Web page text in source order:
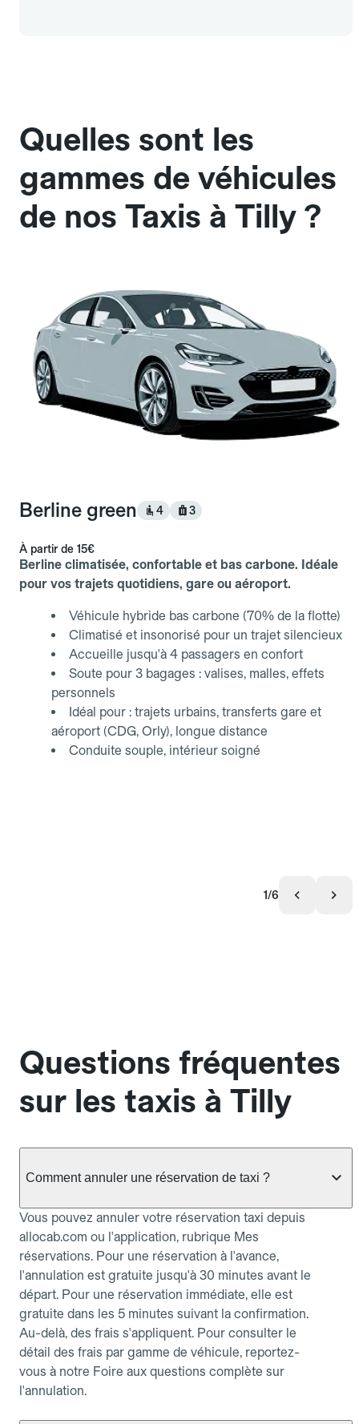
Quelles sont les
gammes de véhicules
de nos Taxis à Tilly ?
Berline green 4 3
À partir de 15€
Berline climatisée, confortable et bas carbone. Idéale
pour vos trajets quotidiens, gare ou aéroport.
Véhicule hybride bas carbone (70% de la flotte)
Climatisé et insonorisé pour un trajet silencieux
Accueille jusqu'à 4 passagers en confort
Soute pour 3 bagages : valises, malles, effets
personnels
Idéal pour : trajets urbains, transferts gare et
aéroport (CDG, Orly), longue distance
Conduite souple, intérieur soigné
1/6
Questions fréquentes
sur les taxis à Tilly
Comment annuler une réservation de taxi ?
Vous pouvez annuler votre réservation taxi depuis
allocab.com ou l'application, rubrique Mes
réservations. Pour une réservation à l'avance,
l'annulation est gratuite jusqu'à 30 minutes avant le
départ. Pour une réservation immédiate, elle est
gratuite dans les 5 minutes suivant la confirmation.
Au-delà, des frais s'appliquent. Pour consulter le
détail des frais par gamme de véhicule, reportez-
vous à notre Foire aux questions complète sur
l'annulation.